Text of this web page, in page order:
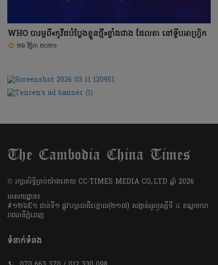
WHO បារម្ភពី«កូវីដបំប្លែងខ្លួនថ្មី»ខ្លាំងជាង ដែលតា នៅទ្វីបអាហ្រ្វិក
២៦ វិច្ឆិកា ២០២១
​© រក្សា​សិទ្ធិ​គ្រប់​យ៉ាង​ដោយ​ CC-TIMES MEDIA CO,.LTD ឆ្នាំ​ 2026
អាសយដ្ឋាន៖
#១២៦E១ ជាន់ទី១ ផ្លូវហ្សាលដឺហ្គោល(២១៧) សង្កាត់អូរឫស្សីទី ៤ ខណ្ឌមករា
រាជធានីភ្នំពេញ
ទំនាក់ទំនង